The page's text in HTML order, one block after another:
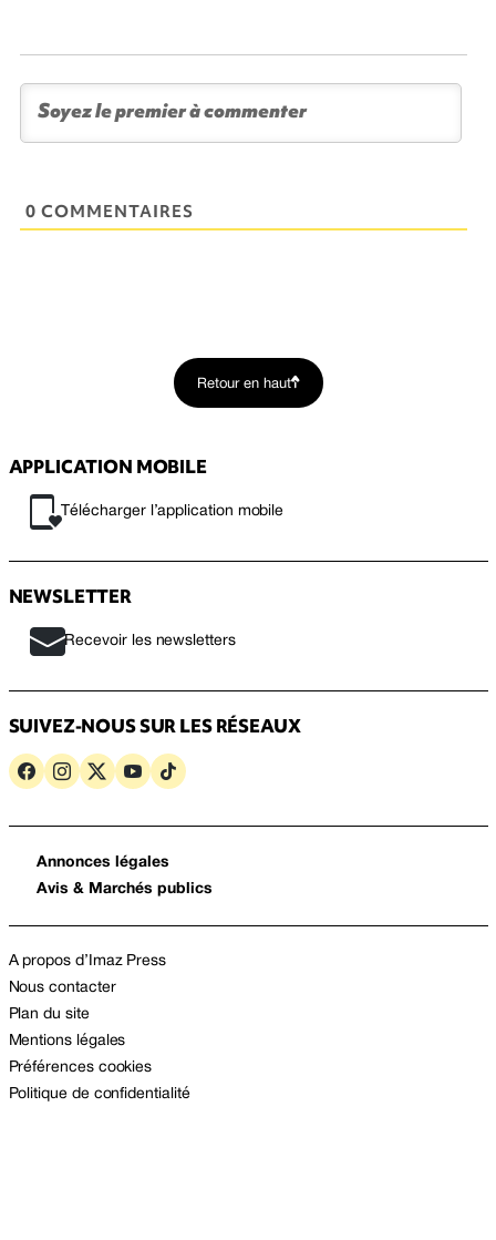
0 COMMENTAIRES
Retour en haut
APPLICATION MOBILE
Télécharger l’application mobile
NEWSLETTER
Recevoir les newsletters
SUIVEZ-NOUS SUR LES RÉSEAUX
Annonces légales
Avis & Marchés publics
A propos d’Imaz Press
Nous contacter
Plan du site
Mentions légales
Préférences cookies
Politique de confidentialité